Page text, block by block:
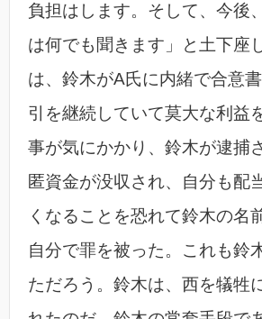
負担はします。そして、今後
は何でも聞きます」と土下座
は、鈴木がA氏に内緒で合意
引を継続していて莫大な利益
事が気にかかり、鈴木が逮捕
匿資金が没収され、自分も配
くなることを恐れて鈴木の名
自分で罪を被った。これも鈴
ただろう。鈴木は、西を犠牲